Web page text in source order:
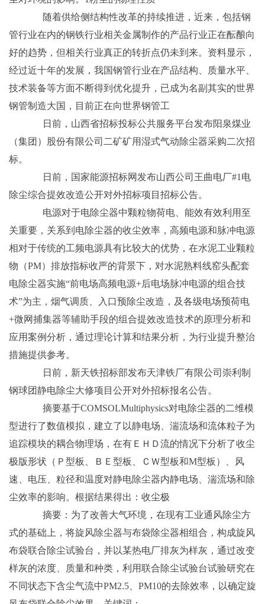
随着供给侧结构性改革的持续推进，近来，包括钢
管行业在内的钢铁行业相关金属制作的产品行业正在酝酿向
好的趋势，但相关行业真正的转折点仍未到来。资料显示，
经过近十年的发展，我国钢管行业在产品结构、质量水平、
技术装备等方面不断得到优化提升，已成为名副其实的世界
钢管制造大国，目前正在向世界钢管工
日前，山西省招标投标公共服务平台发布阳泉煤业
（集团）股份有限公司二矿矿用湿式气动除尘器采购二次招
标。
日前，国家能源招标网发布山西公司王曲电厂#1电
除尘综合提效改造公开对外招标项目招标公告。
电源对于电除尘器中颗粒物荷电、能效有效利用至
关重要，关系到电除尘器的收尘效率，高频电源和脉冲电源
相对于传统的工频电源具有比较大的优势，在水泥工业颗粒
物（PM）排放指标收严的背景下，对水泥熟料线窑头配套
电除尘器实施“前电场高频电源+后电场脉冲电源的组合技
术”为主，烟气调质、入口预除尘改造，及各级电场预荷电
+微网捕集器等辅助手段的组合提效改造技术的原理分析和
应用案例分析，通过理论计算和结果分析，为行业提升整治
措施提供参考。
日前，新天铁招标部发布天津铁厂有限公司崇利制
钢球团静电除尘大修项目公开对外招标报名公告。
摘要基于COMSOLMultiphysics对电除尘器的二维模
型进行了数值模拟，建立了以静电场、湍流场和流体粒子为
追踪模块的耦合物理场，在有ＥＨＤ流的情况下分析了收尘
极版形状（Ｐ型板、ＢＥ型板、ＣＷ型板和M型板）、风
速、电压、粒径和温度对静电除尘器内静电场、湍流场和除
尘效率的影响。根据结果得出：收尘极
摘要：为了改善大气环境，在现有工业通风除尘方
式的基础上，将旋风除尘器与布袋除尘器相组合，构成旋风
布袋联合除尘试验台，并以某热电厂排灰为样灰，通过改变
样灰的浓度、质量和种类，利用联合除尘试验台试验研究在
不同状态下含尘气流中PM2.5、PM10的去除效率，以确定旋